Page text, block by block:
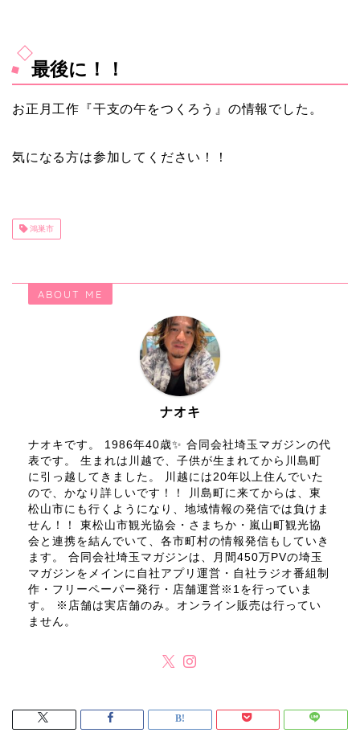
最後に！！
お正月工作『干支の午をつくろう』の情報でした。
気になる方は参加してください！！
鴻巣市
ABOUT ME
ナオキ
ナオキです。 1986年40歳✨ 合同会社埼玉マガジンの代
表です。 生まれは川越で、子供が生まれてから川島町
に引っ越してきました。 川越には20年以上住んでいた
ので、かなり詳しいです！！ 川島町に来てからは、東
松山市にも行くようになり、地域情報の発信では負けま
せん！！ 東松山市観光協会・さまちか・嵐山町観光協
会と連携を結んでいて、各市町村の情報発信もしていき
ます。 合同会社埼玉マガジンは、月間450万PVの埼玉
マガジンをメインに自社アプリ運営・自社ラジオ番組制
作・フリーペーパー発行・店舗運営※1を行っていま
す。 ※店舗は実店舗のみ。オンライン販売は行ってい
ません。